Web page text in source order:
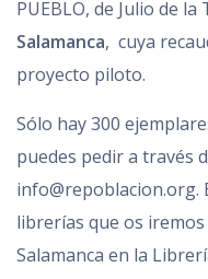
PUEBLO, de Julio de
Salamanca, cuya
proyecto piloto.
Sólo hay 300
puedes pedir a través
info@repoblacion.org.
librerías que os
Salamanca en la